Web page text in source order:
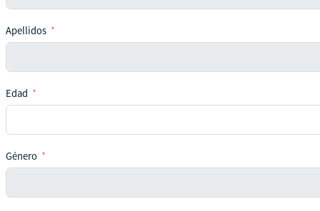
Apellidos
Edad
Género